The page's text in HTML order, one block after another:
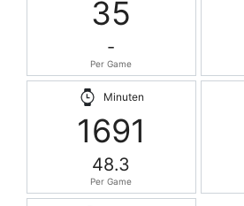
35
-
Per Game
Minuten
1691
48.3
Per Game